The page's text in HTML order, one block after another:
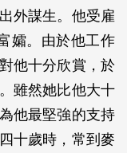
外謀生。他受雇
孀。由於他工作
他十分欣賞，於
雖然她比他大十
他最堅強的支持
十歲時，常到麥